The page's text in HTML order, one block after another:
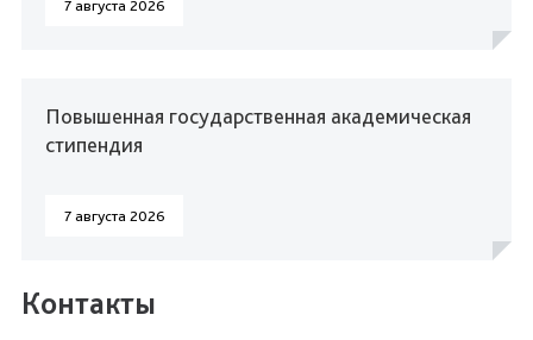
7 августа 2026
Повышенная государственная академическая
стипендия
7 августа 2026
Контакты